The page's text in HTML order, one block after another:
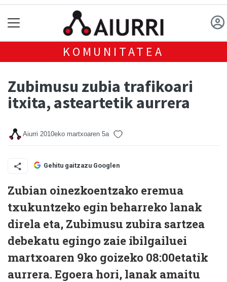
KOMUNITATEA
Zubimusu zubia trafikoari
itxita, asteartetik aurrera
Aiurri 2010eko martxoaren 5a
Gehitu gaitzazu Googlen
Zubian oinezkoentzako eremua
txukuntzeko egin beharreko lanak
direla eta, Zubimusu zubira sartzea
debekatu egingo zaie ibilgailuei
martxoaren 9ko goizeko 08:00etatik
aurrera. Egoera hori, lanak amaitu